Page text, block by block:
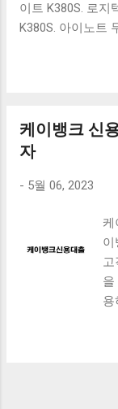
이트 K380S. 로지
K380S. 아이노트
OABTKBDA 퓨
랙. 큐센 멤브레
키보드 구매를 고
다양한 할인 혜
인해보세요. 추가
루투스키보드 같
없습니다. 다양
해서 구매하실
러가기 추천상품
거치형 저소음 블
케이뱅크 신
자
- 5월 06, 2023
케
이
고
을
용